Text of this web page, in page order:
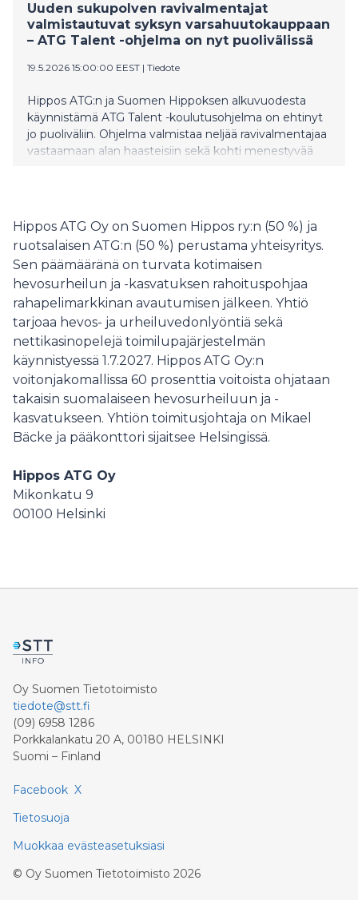
Uuden sukupolven ravivalmentajat
valmistautuvat syksyn varsahuutokauppaan
– ATG Talent -ohjelma on nyt puolivälissä
19.5.2026 15:00:00 EEST | Tiedote
Hippos ATG:n ja Suomen Hippoksen alkuvuodesta
käynnistämä ATG Talent -koulutusohjelma on ehtinyt
jo puoliväliin. Ohjelma valmistaa neljää ravivalmentajaa
vastaamaan alan haasteisiin sekä kohti menestyvää
muassa jo syksyn Varsahuutokauppaan.
Hippos ATG Oy on Suomen Hippos ry:n (50 %) ja
ruotsalaisen ATG:n (50 %) perustama yhteisyritys.
Sen päämääränä on turvata kotimaisen
hevosurheilun ja -kasvatuksen rahoituspohjaa
rahapelimarkkinan avautumisen jälkeen. Yhtiö
tarjoaa hevos- ja urheiluvedonlyöntiä sekä
nettikasinopelejä toimilupajärjestelmän
käynnistyessä 1.7.2027. Hippos ATG Oy:n
voitonjakomallissa 60 prosenttia voitoista ohjataan
takaisin suomalaiseen hevosurheiluun ja -
kasvatukseen. Yhtiön toimitusjohtaja on Mikael
Bäcke ja pääkonttori sijaitsee Helsingissä.
Hippos ATG Oy
Mikonkatu 9
00100 Helsinki
Oy Suomen Tietotoimisto
tiedote@stt.fi
(09) 6958 1286
Porkkalankatu 20 A, 00180 HELSINKI
Suomi – Finland
Facebook X
Tietosuoja
Muokkaa evästeasetuksiasi
© Oy Suomen Tietotoimisto 2026